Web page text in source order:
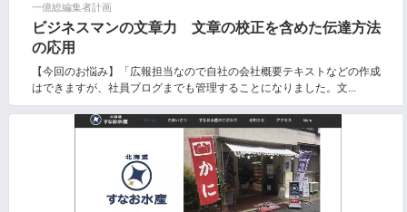
一億総編集者計画
ビジネスマンの文章力 文章の校正を含めた伝達方法
の応用
【今回のお悩み】「広報担当なので自社の会社概要テキストなどの作成
はできますが、社員ブログまでも管理することになりました。文...